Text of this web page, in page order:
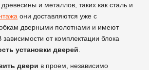
древесины и металлов, таких как сталь и
они доставляются уже с
дверными полотнами и имеют
от комплектации блока
установки дверей
двери в проем, независимо